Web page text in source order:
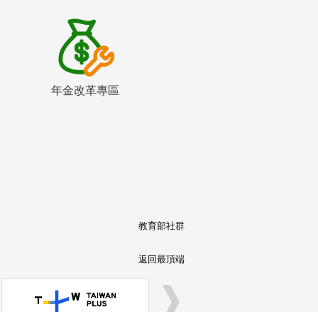
年金改革專區
教育部社群
返回最頂端